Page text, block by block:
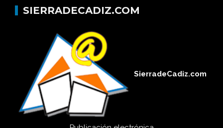
SIERRADECADIZ.COM
SierradeCadiz.com